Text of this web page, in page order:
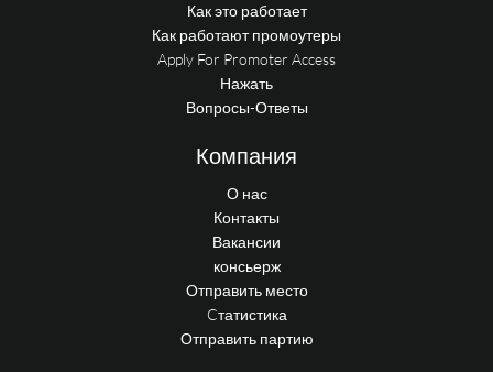
Как это работает
Как работают промоутеры
Apply For Promoter Access
Нажать
Вопросы-Ответы
Компания
О нас
Контакты
Вакансии
консьерж
Отправить место
Cтатистика
Отправить партию